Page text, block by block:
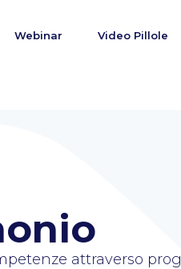
Webinar Video Pillole
attraverso